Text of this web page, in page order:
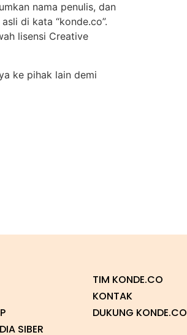
nama penulis, dan
di kata “konde.co”.
lisensi Creative
ke pihak lain demi
SIBER
TIM KONDE.CO
KONTAK
DUKUNG KONDE.CO